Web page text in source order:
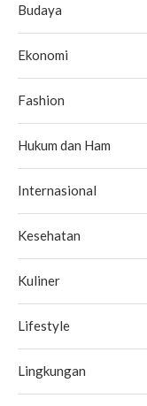
Budaya
Ekonomi
Fashion
Hukum dan Ham
Internasional
Kesehatan
Kuliner
Lifestyle
Lingkungan